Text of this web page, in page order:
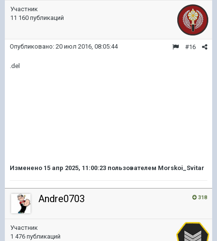
Участник
11 160 публикаций
#16
Опубликовано: 20 июл 2016, 08:05:44
.del
Изменено 15 апр 2025, 11:00:23 пользователем Morskoi_Svitar
318
Andre0703
Участник
1 476 публикаций